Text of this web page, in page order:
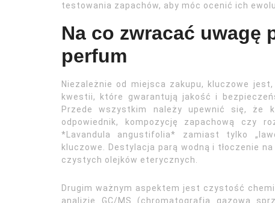
testowania zapachów, aby móc ocenić ich
Na co zwracać uwagę
perfum
Niezależnie od miejsca zakupu, kluczowe
kwestii, które gwarantują jakość i
Przede wszystkim należy upewnić się, że
odpowiednik, kompozycję zapachową czy
*Lavandula angustifolia* zamiast tylko
kluczowe. Destylacja parą wodną i tłoczenie
czystych olejków eterycznych.
Drugim ważnym aspektem jest czystość
analizie GC/MS (chromatografia gazowa